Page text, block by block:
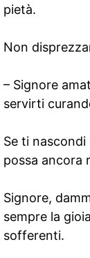
pietà.
Non
– Signore
servirti
Se ti nascondi
possa ancora
Signore,
sempre la
sofferenti.